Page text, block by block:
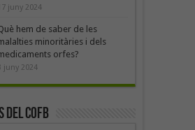
juny 2024
hem de saber de les
minoritàries i dels
orfes?
juny 2024
COFB